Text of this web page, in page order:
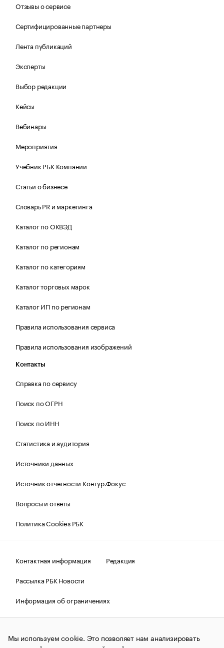
Отзывы о сервисе
Сертифицированные партнеры
Лента публикаций
Эксперты
Выбор редакции
Кейсы
Вебинары
Мероприятия
Учебник РБК Компании
Статьи о бизнесе
Словарь PR и маркетинга
Каталог по ОКВЭД
Каталог по регионам
Каталог по категориям
Каталог торговых марок
Каталог ИП по регионам
Правила использования сервиса
Правила использования изображений
Контакты
Справка по сервису
Поиск по ОГРН
Поиск по ИНН
Статистика и аудитория
Источники данных
Источник отчетности Контур.Фокус
Вопросы и ответы
Политика Cookies РБК
Контактная информация
Редакция
Рассылка РБК Новости
Информация об ограничениях
Правовая информация
О соблюдении авторских прав
© АО «РОСБИЗНЕСКОНСАЛТИНГ»,1995–2026.Сообщения
Мы используем cookie. Это позволяет нам анализировать